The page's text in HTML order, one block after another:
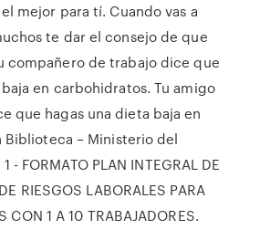
mejor para tí. Cuando vas a
te dar el consejo de que
compañero de trabajo dice que
en carbohidratos. Tu amigo
que hagas una dieta baja en
Biblioteca – Ministerio del
- FORMATO PLAN INTEGRAL DE
RIESGOS LABORALES PARA
CON 1 A 10 TRABAJADORES.